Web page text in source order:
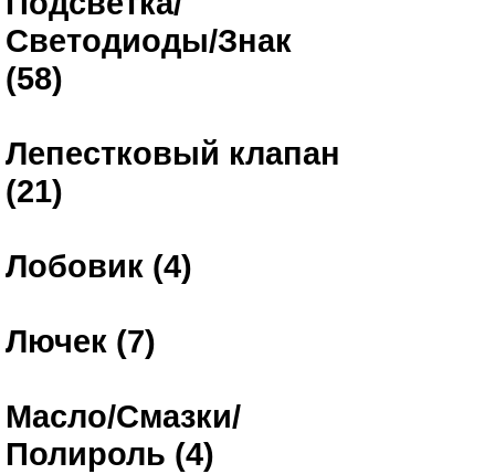
Светодиоды/Знак
(58)
Лепестковый клапан
(21)
Лобовик (4)
Лючек (7)
Масло/Смазки/
Полироль (4)